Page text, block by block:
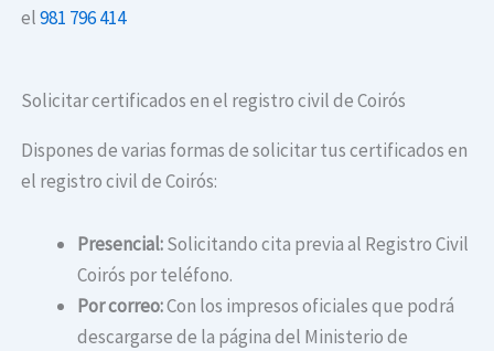
el981 796 414
Solicitar certificados en el registro civil de Coirós
Dispones de varias formas de solicitar tus certificados en
el registro civil de Coirós:
Presencial:Solicitando cita previa al Registro Civil
Coirós por teléfono.
Por correo:Con los impresos oficiales que podrá
descargarse de la página del Ministerio de